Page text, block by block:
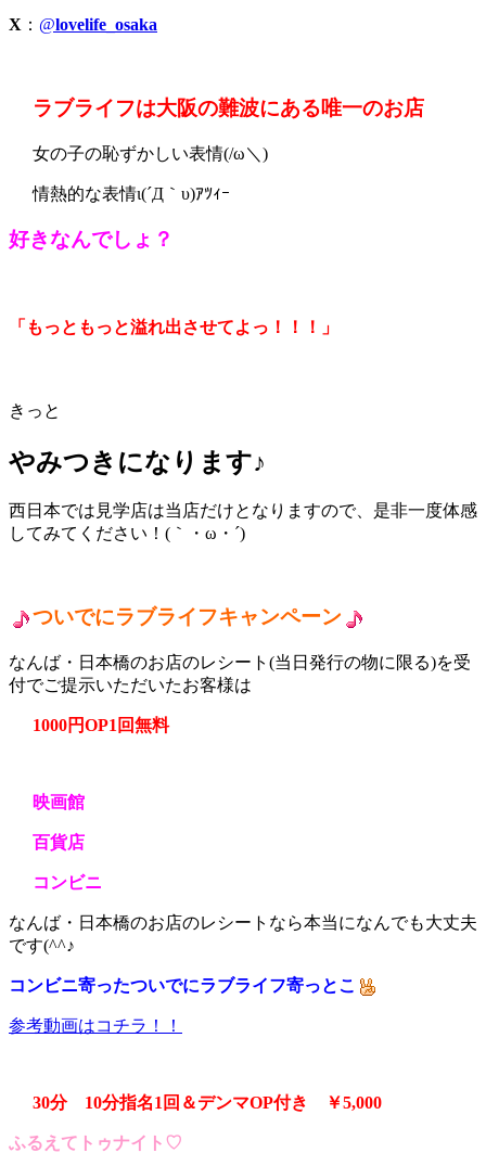
X ： @lovelife_osaka
ラブライフは大阪の難波にある唯一のお店
女の子の恥ずかしい表情(/ω＼)
情熱的な表情ι(´Д｀υ)ｱﾂｨｰ
好きなんでしょ？
「もっともっと溢れ出させてよっ！！！」
きっと
やみつきになります♪
西日本では見学店は当店だけとなりますので、是非一度体感
してみてください！(｀・ω・´)
ついでにラブライフキャンペーン
なんば・日本橋のお店のレシート(当日発行の物に限る)を受
付でご提示いただいたお客様は
1000円OP1回無料
映画館
百貨店
コンビニ
なんば・日本橋のお店のレシートなら本当になんでも大丈夫
です(^^♪
コンビニ寄ったついでにラブライフ寄っとこ
参考動画はコチラ！！
30分 10分指名1回＆デンマOP付き ￥5,000
ふるえてトゥナイト♡